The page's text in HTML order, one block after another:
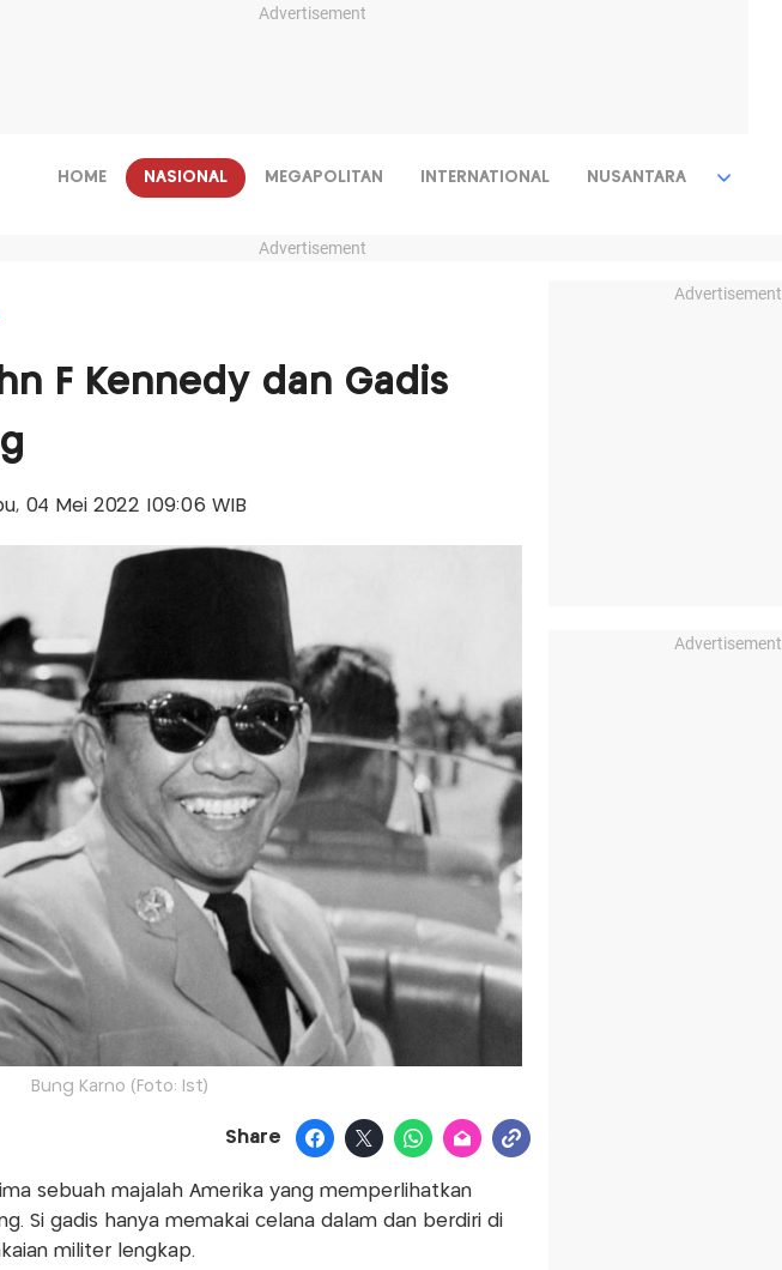
Advertisement
HOME NASIONAL MEGAPOLITAN INTERNATIONAL NUSANTARA
Advertisement
F Kennedy dan Gadis
04 Mei 2022 |09:06 WIB
Bung Karno (Foto: Ist)
Share
sebuah majalah Amerika yang memperlihatkan
Si gadis hanya memakai celana dalam dan berdiri di
militer lengkap.
Advertisement
Advertisement